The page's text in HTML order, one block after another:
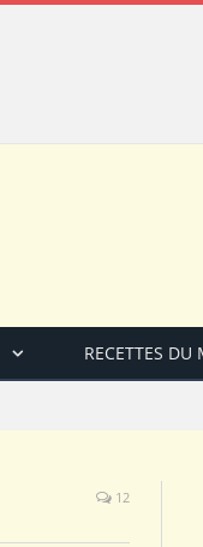
RECETTES DU
12